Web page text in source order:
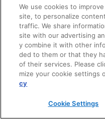
採用情報
ニュースリリース
Global
製品情報
We use cookies to
site, to personalize
traffic. We share
site with our advertising
y combine it with other
ded to them or that they
of their services. Please
mize your cookie settings
cy
Cookie Settings